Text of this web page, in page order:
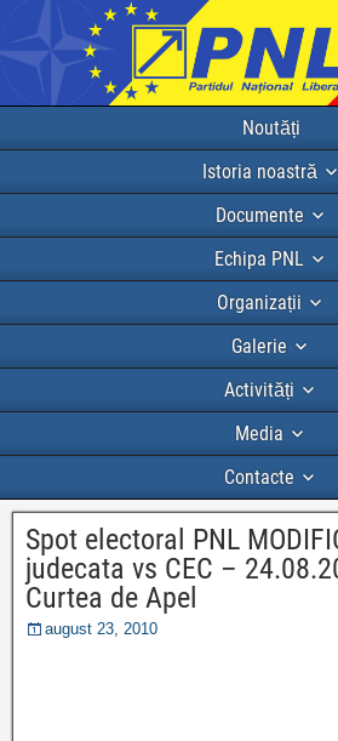
Noutăți
Istoria noastră
Documente
Echipa PNL
Organizații
Galerie
Activități
Media
Contacte
Spot electoral PNL
judecata vs CEC –
Curtea de Apel
august 23, 2010